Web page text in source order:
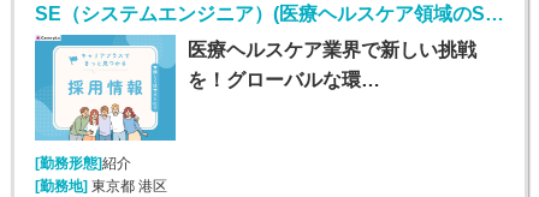
SE（システムエンジニア）(医療ヘルスケア領域のSE/随時入社/正社員)
医療ヘルスケア業界で新しい挑戦
を！グローバルな環…
[勤務形態]紹介
[勤務地]東京都 港区